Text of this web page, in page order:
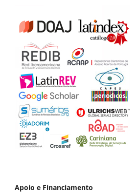
Apoio e Financiamento